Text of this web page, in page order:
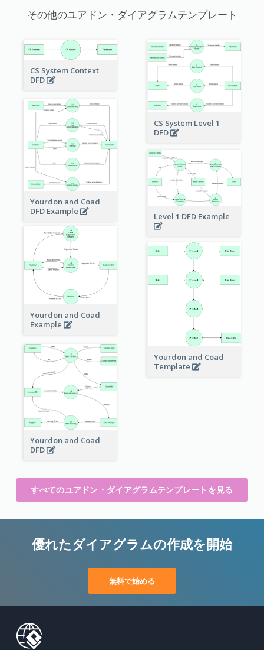
その他のユアドン・ダイアグラムテンプレート
CS System Context
DFD
CS System Level 1
DFD
Yourdon and Coad
DFD Example
Level 1 DFD Example
Yourdon and Coad
Example
Yourdon and Coad
Template
Yourdon and Coad
DFD
すべてのユアドン・ダイアグラムテンプレートを見る
優れたダイアグラムの作成を開始
無料で始める